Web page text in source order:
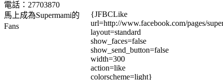
電話：27703870
馬上成為Supermami的
Fans
{JFBCLike
url=http://www.facebook.com/pages/
layout=standard
show_faces=false
show_send_button=false
width=300
action=like
colorscheme=light}